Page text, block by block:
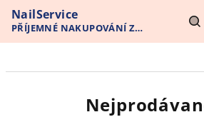
obsah
NailService
PŘÍJEMNÉ NAKUPOVÁNÍ Z
POHODLÍ VAŠEHO DOMOVA